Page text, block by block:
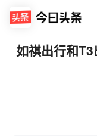
如祺出行和